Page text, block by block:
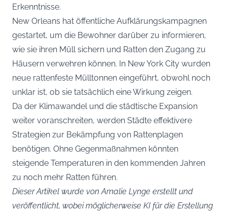
Erkenntnisse.
New Orleans hat öffentliche Aufklärungskampagnen
gestartet, um die Bewohner darüber zu informieren,
wie sie ihren Müll sichern und Ratten den Zugang zu
Häusern verwehren können. In New York City wurden
neue rattenfeste Mülltonnen eingeführt, obwohl noch
unklar ist, ob sie tatsächlich eine Wirkung zeigen.
Da der Klimawandel und die städtische Expansion
weiter voranschreiten, werden Städte effektivere
Strategien zur Bekämpfung von Rattenplagen
benötigen. Ohne Gegenmaßnahmen könnten
steigende Temperaturen in den kommenden Jahren
zu noch mehr Ratten führen.
Dieser Artikel wurde von Amalie Lynge erstellt und
veröffentlicht, wobei möglicherweise KI für die Erstellung